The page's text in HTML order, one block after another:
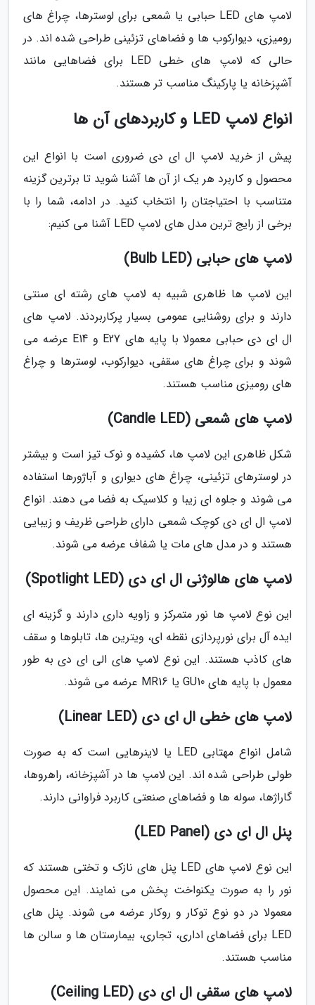
لامپ های LED حبابی یا شمعی برای لوسترها، چراغ های
رومیزی، دیوارکوب ها و فضاهای تزئینی طراحی شده اند. در
حالی که لامپ های خطی LED برای فضاهایی مانند
آشپزخانه یا پارکینگ مناسب تر هستند.
انواع لامپ LED و کاربردهای آن ها
پیش از خرید لامپ ال ای دی ضروری است با انواع این
محصول و کاربرد هر یک از آن ها آشنا شوید تا برترین گزینه
متناسب با احتیاجتان را انتخاب کنید. در ادامه، شما را با
برخی از رایج ترین مدل های لامپ LED آشنا می کنیم:
لامپ های حبابی (Bulb LED)
این لامپ ها ظاهری شبیه به لامپ های رشته ای سنتی
دارند و برای روشنایی عمومی بسیار پرکاربردند. لامپ های
ال ای دی حبابی معمولا با پایه های E27 و E14 عرضه می
شوند و برای چراغ های سقفی، دیوارکوب، لوسترها و چراغ
های رومیزی مناسب هستند.
لامپ های شمعی (Candle LED)
شکل ظاهری این لامپ ها، کشیده و نوک تیز است و بیشتر
در لوسترهای تزئینی، چراغ های دیواری و آباژورها استفاده
می شوند و جلوه ای زیبا و کلاسیک به فضا می دهند. انواع
لامپ ال ای دی کوچک شمعی دارای طراحی ظریف و زیبایی
هستند و در مدل های مات یا شفاف عرضه می شوند.
لامپ های هالوژنی ال ای دی (Spotlight LED)
این نوع لامپ ها نور متمرکز و زاویه داری دارند و گزینه ای
ایده آل برای نورپردازی نقطه ای، ویترین ها، تابلوها و سقف
های کاذب هستند. این نوع لامپ های الی ای دی به طور
معمول با پایه های GU10 یا MR16 عرضه می شوند.
لامپ های خطی ال ای دی (Linear LED)
شامل انواع مهتابی LED یا لاینرهایی است که به صورت
طولی طراحی شده اند. این لامپ ها در آشپزخانه، راهروها،
گاراژها، سوله ها و فضاهای صنعتی کاربرد فراوانی دارند.
پنل ال ای دی (LED Panel)
این نوع لامپ های LED پنل های نازک و تختی هستند که
نور را به صورت یکنواخت پخش می نمایند. این محصول
معمولا در دو نوع توکار و روکار عرضه می شوند. پنل های
LED برای فضاهای اداری، تجاری، بیمارستان ها و سالن ها
مناسب هستند.
لامپ های سقفی ال ای دی (Ceiling LED)